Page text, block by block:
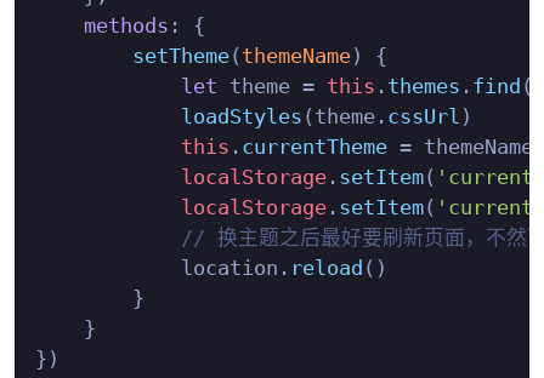
methods : {
setTheme( themeName) {
let theme = this . themes . find (
loadStyles (theme. cssUrl )
this . currentTheme = themeName
localStorage. setItem(
localStorage. setItem(
// 换主题之后最好要刷新页面，不然
            location.
reload ()
        }
    }